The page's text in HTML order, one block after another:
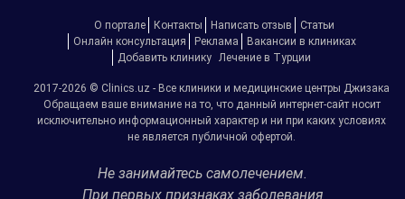
О портале Контакты Написать отзыв
Статьи
Онлайн консультация
Реклама
Вакансии в клиниках
Добавить клинику Лечение в Турции
2017-2026 © Clinics.uz - Все клиники и медицинские центры Джизака
Обращаем ваше внимание на то, что данный интернет-сайт носит
исключительно информационный характер и ни при каких условиях
не является публичной офертой.
Не занимайтесь самолечением.
При первых признаках заболевания